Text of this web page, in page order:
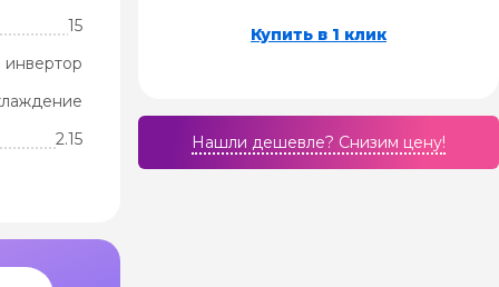
15
2.15
Купить в 1 клик
Нашли дешевле? Cнизим цену!